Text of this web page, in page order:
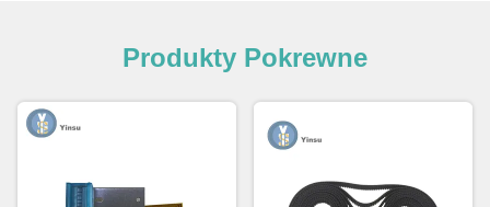
Produkty Pokrewne